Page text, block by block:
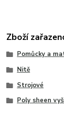
Zboží
Pomůcky a
Nitě
Strojové
Poly sheen